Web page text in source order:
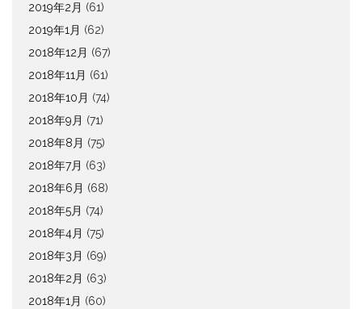
2019年2月 (61)
2019年1月 (62)
2018年12月 (67)
2018年11月 (61)
2018年10月 (74)
2018年9月 (71)
2018年8月 (75)
2018年7月 (63)
2018年6月 (68)
2018年5月 (74)
2018年4月 (75)
2018年3月 (69)
2018年2月 (63)
2018年1月 (60)